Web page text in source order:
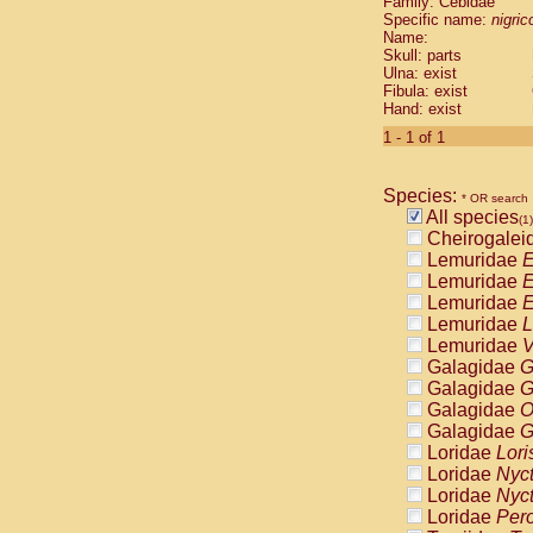
Cebidae
Cebidae
Cebidae
Cebidae
Cebidae
Cebidae
Cebidae
Cebidae
Cebidae
Cebidae
Cebidae
Cebidae
Atelidae
Atelidae
Atelidae
Atelidae
Atelidae
Atelidae
Atelidae
Atelidae
Atelidae
Atelidae
Pitheciidae
Specific name:
Name:
Skull: parts
Ulna: exist
Fibula: exist
Hand: exist
1 - 1 of 1
Species: * OR search
All species(1)
Lemuridae
Lemuridae
Lemuridae
Lemuridae
Lemuridae
Galagidae
Galagidae
Galagidae
Galagidae
Loridae
Loridae
Loridae
Loridae